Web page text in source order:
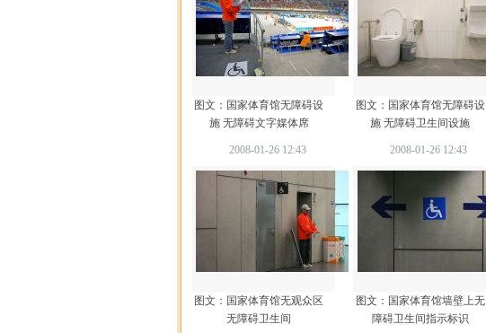
图文：国家体育馆无障碍设
施 无障碍文字媒体席
2008-01-26 12:43
图文：国家体育馆无障碍设
施 无障碍卫生间设施
2008-01-26 12:43
图文：国家体育馆无观众区
无障碍卫生间
图文：国家体育馆墙壁上无
障碍卫生间指示标识